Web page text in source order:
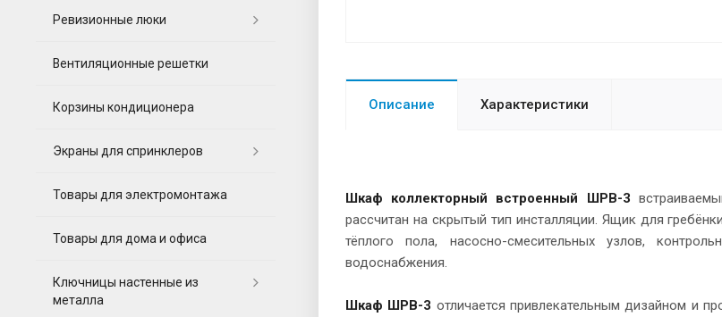
Описание Характеристики
Шкаф коллекторный встроенный ШРВ-3
рассчитан на скрытый тип инсталляции. Ящик для
тёплого пола, насосно-смесительных узлов,
водоснабжения.
Шкаф ШРВ-3 отличается привлекательным дизайном и
Ревизионные люки
Вентиляционные решетки
Корзины кондиционера
Экраны для спринклеров
Товары для электромонтажа
Товары для дома и офиса
Ключницы настенные из
металла